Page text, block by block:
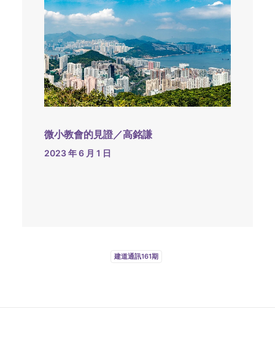
微小教會的見證／高銘謙
2023 年 6 月 1 日
建道通訊161期